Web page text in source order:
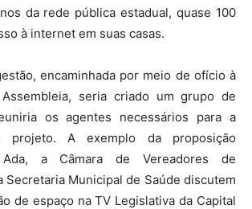
da rede pública estadual, quase 100
à internet em suas casas.
encaminhada por meio de ofício à
seria criado um grupo de
os agentes necessários para a
projeto. A exemplo da proposição
a Câmara de Vereadores de
Secretaria Municipal de Saúde discutem
de espaço na TV Legislativa da Capital